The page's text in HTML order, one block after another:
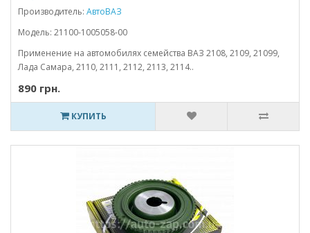
Производитель: АвтоВАЗ
Модель: 21100-1005058-00
Применение на автомобилях семейства ВАЗ 2108, 2109, 21099,
Лада Самара, 2110, 2111, 2112, 2113, 2114..
890 грн.
КУПИТЬ